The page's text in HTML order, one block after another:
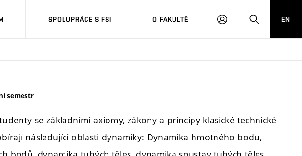
SPOLUPRÁCE S FSI O FAKULTĚ
PŘIHLÁŠENÍHLEDAT
EN
semestr
se základními axiomy, zákony a principy klasické technické
následující oblasti dynamiky: Dynamika hmotného bodu,